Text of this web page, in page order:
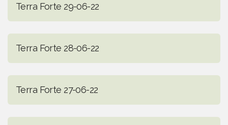
Terra Forte 29-06-22
Terra Forte 28-06-22
Terra Forte 27-06-22